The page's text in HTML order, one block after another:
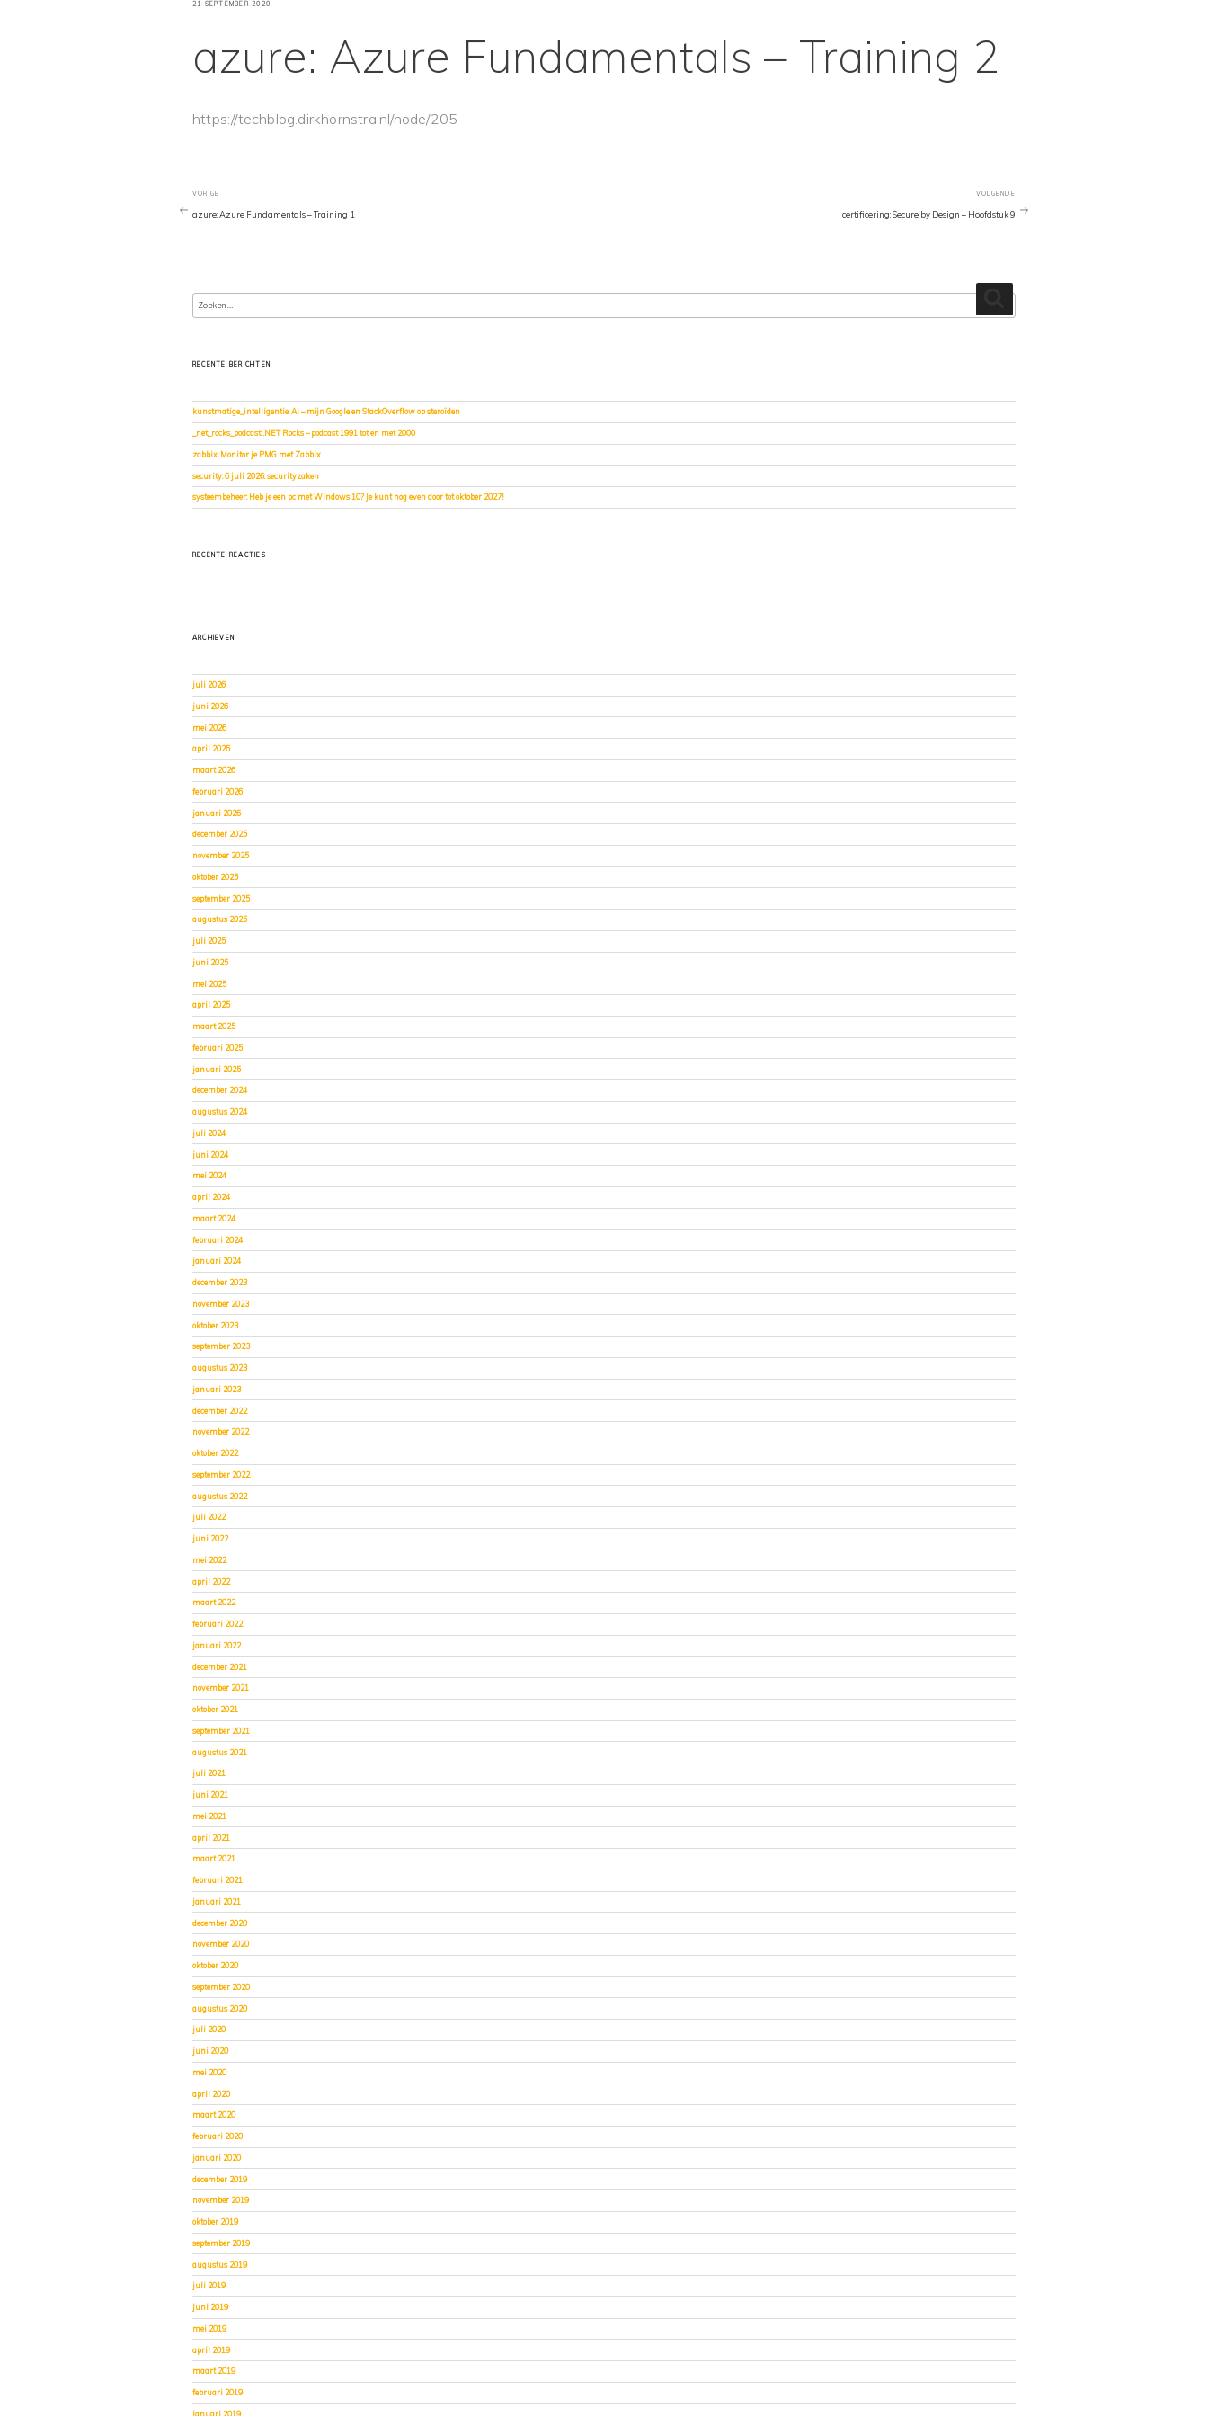
GEPLAATST
21 SEPTEMBER 2020
azure: Azure Fundamentals – Training 2
https://techblog.dirkhornstra.nl/node/205
Bericht
Vorig
bericht
VORIGE
azure: Azure Fundamentals – Training 1
Bericht
VOLGENDE
certificering: Secure by Design – Hoofdstuk 9
naar:
Zoeken
RECENTE BERICHTEN
kunstmatige_intelligentie: AI – mijn Google en StackOverflow op steroïden
_net_rocks_podcast: .NET Rocks – podcast 1991 tot en met 2000
zabbix: Monitor je PMG met Zabbix
security: 6 juli 2026: securityzaken
systeembeheer: Heb je een pc met Windows 10? Je kunt nog even door tot oktober 2027!
RECENTE REACTIES
ARCHIEVEN
juli 2026
juni 2026
mei 2026
april 2026
maart 2026
februari 2026
januari 2026
december 2025
november 2025
oktober 2025
september 2025
augustus 2025
juli 2025
juni 2025
mei 2025
april 2025
maart 2025
februari 2025
januari 2025
december 2024
augustus 2024
juli 2024
juni 2024
mei 2024
april 2024
maart 2024
februari 2024
januari 2024
december 2023
november 2023
oktober 2023
september 2023
augustus 2023
januari 2023
december 2022
november 2022
oktober 2022
september 2022
augustus 2022
juli 2022
juni 2022
mei 2022
april 2022
maart 2022
februari 2022
januari 2022
december 2021
november 2021
oktober 2021
september 2021
augustus 2021
juli 2021
juni 2021
mei 2021
april 2021
maart 2021
februari 2021
januari 2021
december 2020
november 2020
oktober 2020
september 2020
augustus 2020
juli 2020
juni 2020
mei 2020
april 2020
maart 2020
februari 2020
januari 2020
december 2019
november 2019
oktober 2019
september 2019
augustus 2019
juli 2019
juni 2019
mei 2019
april 2019
maart 2019
februari 2019
januari 2019